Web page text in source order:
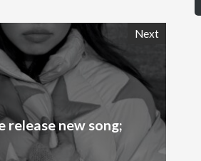
Next
release new song;